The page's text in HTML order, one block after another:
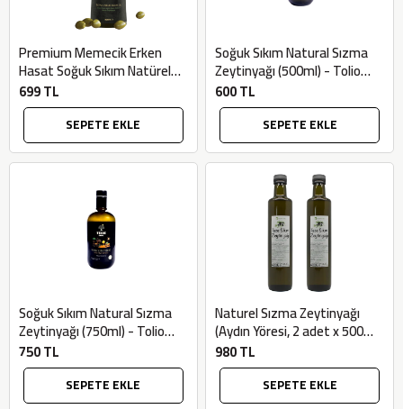
Premium Memecik Erken
Hasat Soğuk Sıkım Natürel
Sızma Zeytinyağı (500ml) -
Orthosia
699 TL
SEPETE EKLE
Soğuk Sıkım Natural Sızma
Zeytinyağı (500ml) - Tolio
Farm
600 TL
SEPETE EKLE
Soğuk Sıkım Natural Sızma
Zeytinyağı (750ml) - Tolio
Farm
750 TL
SEPETE EKLE
Naturel Sızma Zeytinyağı
(Aydın Yöresi, 2 adet x 500ml)
- Atadan Doğal
980 TL
SEPETE EKLE